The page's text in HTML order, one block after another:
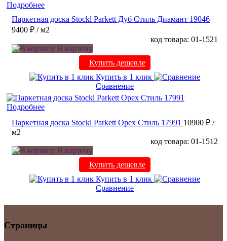
Подробнее
Паркетная доска Stockl Parkett Дуб Стиль Диамант 19046
9400 ₽ / м2
код товара: 01-1521
В корзину
Купить дешевле
Купить в 1 клик
Сравнение
Подробнее
Паркетная доска Stockl Parkett Орех Стиль 17991 10900 ₽ /
м2
код товара: 01-1512
В корзину
Купить дешевле
Купить в 1 клик
Сравнение
Страницы